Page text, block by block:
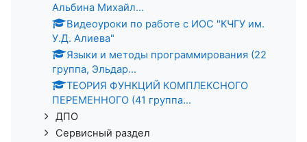
Альбина Михайл...
Видеоуроки по работе с ИОС "КЧГУ им.
У.Д. Алиева"
Языки и методы программирования (22
группа, Эльдар...
ТЕОРИЯ ФУНКЦИЙ КОМПЛЕКСНОГО
ПЕРЕМЕННОГО (41 группа...
ДПО
Сервисный раздел